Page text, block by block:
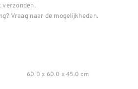
verzonden.
Vraag naar de mogelijkheden.
60.0 x 60.0 x 45.0 cm